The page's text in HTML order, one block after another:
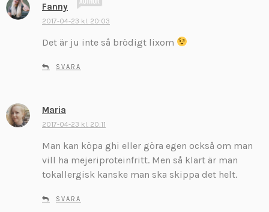
Fanny
i
2017-04-23 kl. 20:03
Det är ju inte så brödigt lixom
SVARA
Maria
k
i
v
e
:
2017-04-23 kl. 20:11
Man kan köpa ghi eller göra egen också om man
vill ha mejeriproteinfritt. Men så klart är man
tokallergisk kanske man ska skippa det helt.
SVARA